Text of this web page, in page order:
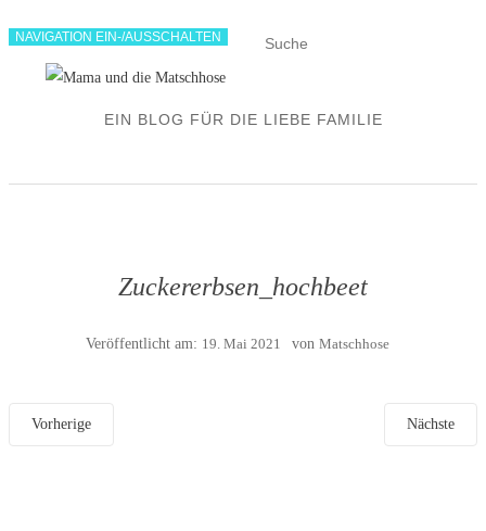
NAVIGATION EIN-/AUSSCHALTEN
EIN BLOG FÜR DIE LIEBE FAMILIE
Zuckererbsen_hochbeet
Veröffentlicht am: 19. Mai 2021 von Matschhose
Vorherige Nächste